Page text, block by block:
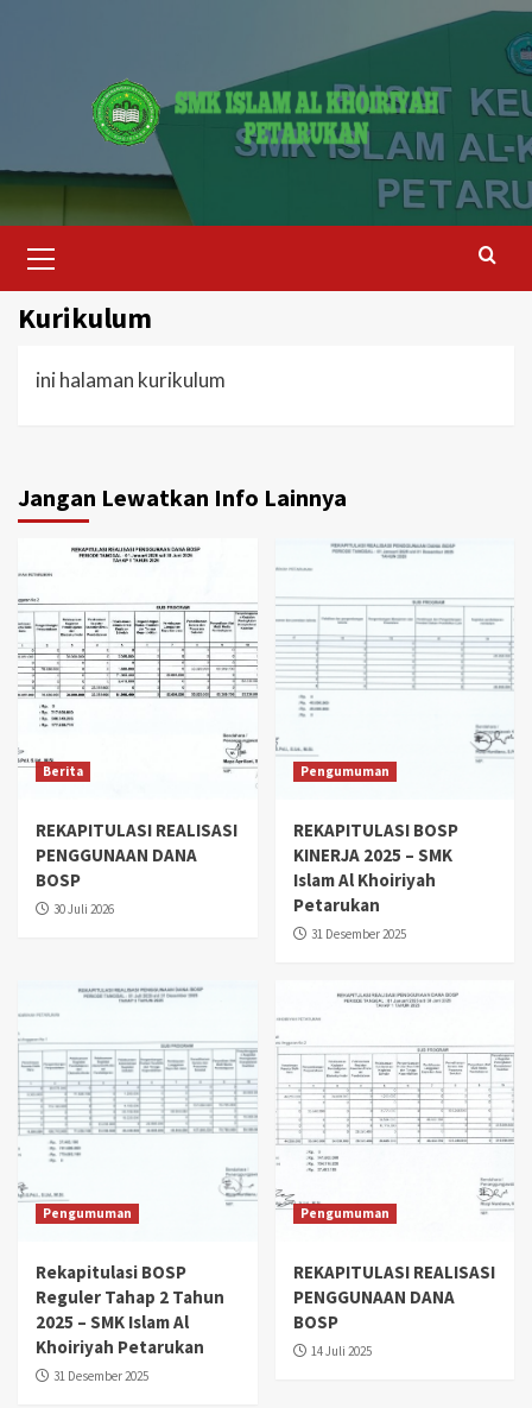
Menu
Kurikulum
ini halaman kurikulum
Jangan Lewatkan Info Lainnya
Berita
REKAPITULASI REALISASI
PENGGUNAAN DANA
BOSP
30 Juli 2026
Pengumuman
REKAPITULASI BOSP
KINERJA 2025 – SMK
Islam Al Khoiriyah
Petarukan
31 Desember 2025
Pengumuman
Rekapitulasi BOSP
Reguler Tahap 2 Tahun
2025 – SMK Islam Al
Khoiriyah Petarukan
31 Desember 2025
Pengumuman
REKAPITULASI REALISASI
PENGGUNAAN DANA
BOSP
14 Juli 2025